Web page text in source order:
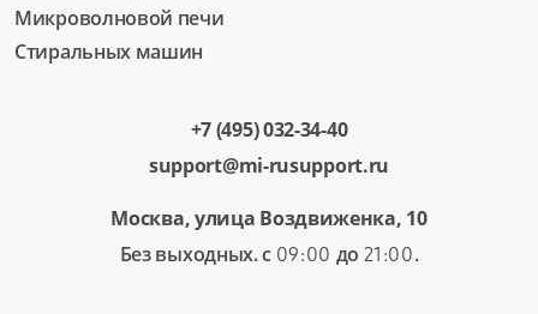
Микроволновой печи
Стиральных машин
+7 (495) 032-34-40
support@mi-rusupport.ru
Москва, улица Воздвиженка, 10
Без выходных. с 09:00 до 21:00.